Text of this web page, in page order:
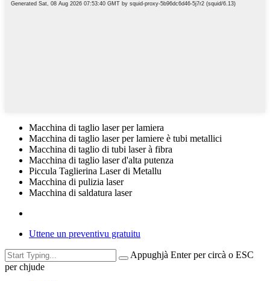
Macchina di taglio laser per lamiera
Macchina di taglio laser per lamiere è tubi metallici
Macchina di taglio di tubi laser à fibra
Macchina di taglio laser d'alta putenza
Piccula Taglierina Laser di Metallu
Macchina di pulizia laser
Macchina di saldatura laser
Uttene un preventivu gratuitu
Appughjà Enter per circà o ESC
per chjude